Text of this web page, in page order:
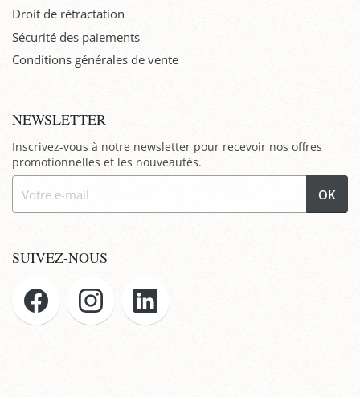
Droit de rétractation
Sécurité des paiements
Conditions générales de vente
NEWSLETTER
Inscrivez-vous à notre newsletter pour recevoir nos offres
promotionnelles et les nouveautés.
OK
SUIVEZ-NOUS